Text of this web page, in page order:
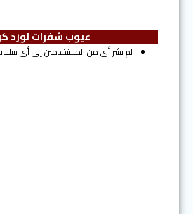
عيوب شفرات لورد
لم يشر أي من المستخدمين إلى أي